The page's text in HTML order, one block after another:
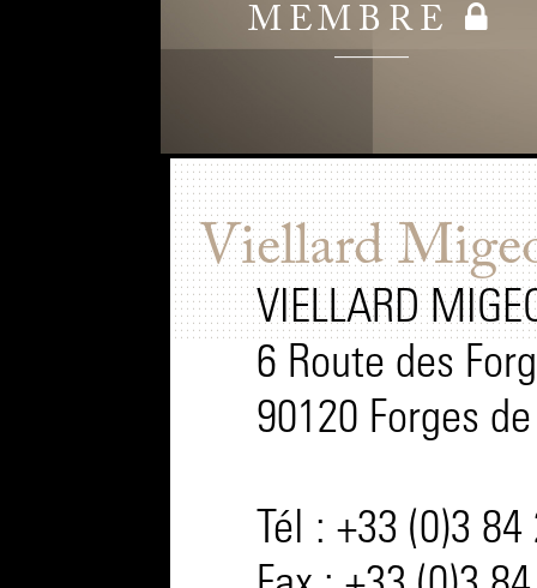
MEMBRE
Viellard
VIELLARD
6 Route des
90120 Forges
Tél : +33 (0)3